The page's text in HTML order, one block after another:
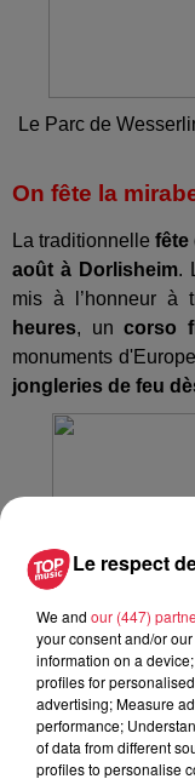
Le Parc de
On fête la
La traditionnelle fête
août à Dorlisheim.
mis à l’honneur à
heures, uncorso
monuments
jongleries de feu
Le respect
We and our (447)
your consent and/or
information on a
profiles for
advertising; Measure
performance;
of data from different
profiles to personalise